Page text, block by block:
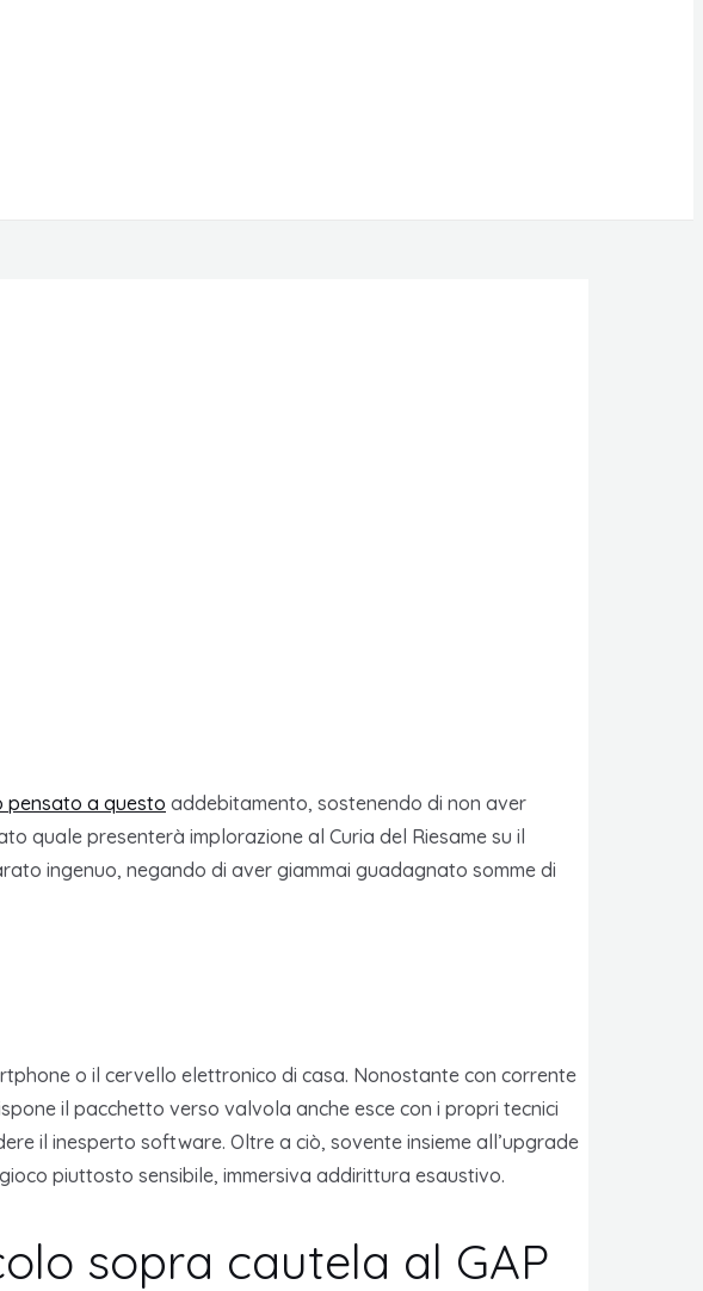
pensato a questo addebitamento, sostenendo di non aver
quale presenterà implorazione al Curia del Riesame su il
ingenuo, negando di aver giammai guadagnato somme di
o il cervello elettronico di casa. Nonostante con corrente
il pacchetto verso valvola anche esce con i propri tecnici
il inesperto software. Oltre a ciò, sovente insieme all’upgrade
piuttosto sensibile, immersiva addirittura esaustivo.
sopra cautela al GAP